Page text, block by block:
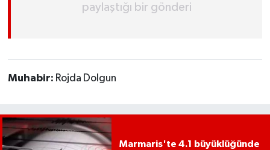
paylaştığı bir gönderi
Muhabir: Rojda Dolgun
Marmaris'te 4.1 büyüklüğünde